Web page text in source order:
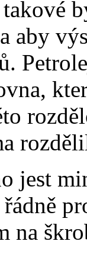
aby
jest
na